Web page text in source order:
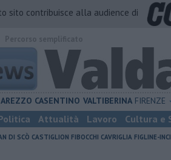
sito contribuisce alla audience di
AREZZO CASENTINO VALTIBERINA FIRENZE
Attualità Lavoro Cultura e
DI SCÒ CASTIGLION FIBOCCHI CAVRIGLIA FIGLINE-